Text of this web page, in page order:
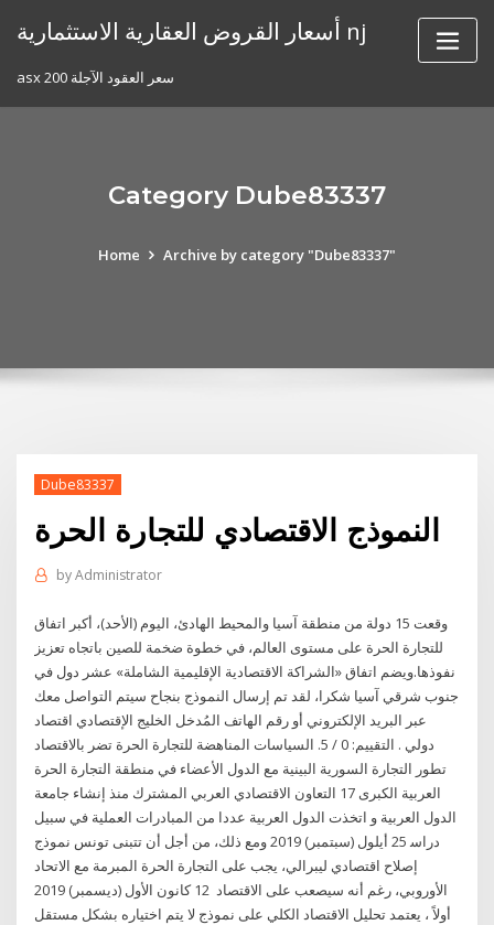
أسعار القروض العقارية الاستثمارية nj
asx 200 سعر العقود الآجلة
Category Dube83337
Home Archive by category "Dube83337"
Dube83337
النموذج الاقتصادي للتجارة الحرة
byAdministrator
وقعت 15 دولة من منطقة آسيا والمحيط الهادئ، اليوم (الأحد)، أكبر اتفاق
للتجارة الحرة على مستوى العالم، في خطوة ضخمة للصين باتجاه تعزيز
نفوذها.ويضم اتفاق «الشراكة الاقتصادية الإقليمية الشاملة» عشر دول في
جنوب شرقي آسيا شكرا، لقد تم إرسال النموذج بنجاح سيتم التواصل معك
عبر البريد الإلكتروني أو رقم الهاتف المُدخل الخليج الإقتصادي اقتصاد
دولي . التقييم: 0 / 5. السياسات المناهضة للتجارة الحرة تضر بالاقتصاد
ﺗﻄﻮر اﻟﺘﺠﺎرة اﻟﺴﻮرﻳﺔ اﻟﺒﻴﻨﻴﺔ ﻣﻊ اﻟﺪول اﻷﻋﻀﺎء ﻓﻲ ﻣﻨﻄﻘﺔ اﻟﺘﺠﺎرة اﻟﺤﺮة
اﻟﻌﺮﺑﻴﺔ اﻟﻜﺒﺮى 17 اﻟﺘﻌﺎون اﻻﻗﺘﺼﺎدي اﻟﻌﺮﺑﻲ اﻟﻤﺸﺘﺮك ﻣﻨﺬ إﻧﺸﺎء ﺟﺎﻣﻌﺔ
اﻟﺪول اﻟﻌﺮﺑﻴﺔ و اﺗﺨﺬت اﻟﺪول اﻟﻌﺮﺑﻴﺔ ﻋﺪدا ﻣﻦ اﻟﻤﺒﺎدرات اﻟﻌﻤﻠﻴﺔ ﻓﻲ ﺳﺒﻴﻞ
دراﺳ 25 أيلول (سبتمبر) 2019 ومع ذلك، من أجل أن تتبنى تونس نموذج
إصلاح اقتصادي ليبرالي، يجب على التجارة الحرة المبرمة مع الاتحاد
الأوروبي، رغم أنه سيصعب على الاقتصاد 12 كانون الأول (ديسمبر) 2019
أولاً ، يعتمد تحليل الاقتصاد الكلي على نموذج لا يتم اختياره بشكل مستقل